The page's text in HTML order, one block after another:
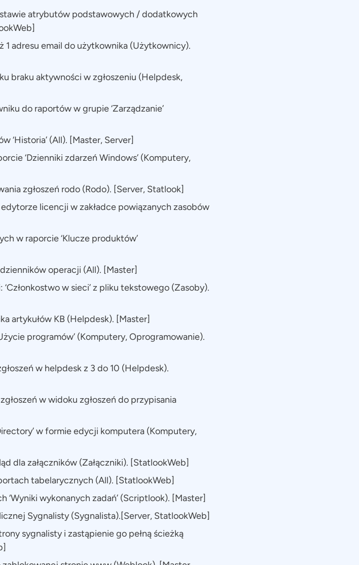
atrybutów podstawowych / dodatkowych
adresu email do użytkownika (Użytkownicy).
braku aktywności w zgłoszeniu (Helpdesk,
do raportów w grupie ‘Zarządzanie’
‘Historia’ (All). [Master, Server]
‘Dzienniki zdarzeń Windows’ (Komputery,
zgłoszeń rodo (Rodo). [Server, Statlook]
licencji w zakładce powiązanych zasobów
w raporcie ‘Klucze produktów’
operacji (All). [Master]
w sieci’ z pliku tekstowego (Zasoby).
artykułów KB (Helpdesk). [Master]
programów’ (Komputery, Oprogramowanie).
w helpdesk z 3 do 10 (Helpdesk).
w widoku zgłoszeń do przypisania
w formie edycji komputera (Komputery,
dla załączników (Załączniki). [StatlookWeb]
tabelarycznych (All). [StatlookWeb]
‘Wyniki wykonanych zadań’ (Scriptlook). [Master]
Sygnalisty (Sygnalista).[Server, StatlookWeb]
sygnalisty i zastąpienie go pełną ścieżką